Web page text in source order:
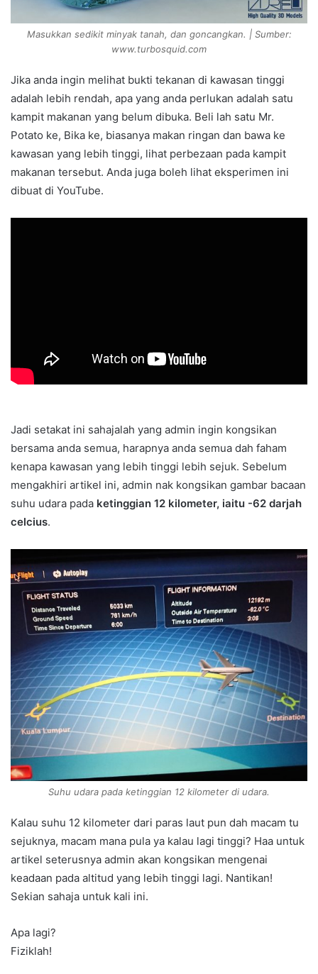
Masukkan sedikit minyak tanah, dan goncangkan. | Sumber:
www.turbosquid.com
Jika anda ingin melihat bukti tekanan di kawasan tinggi
adalah lebih rendah, apa yang anda perlukan adalah satu
kampit makanan yang belum dibuka. Beli lah satu Mr.
Potato ke, Bika ke, biasanya makan ringan dan bawa ke
kawasan yang lebih tinggi, lihat perbezaan pada kampit
makanan tersebut. Anda juga boleh lihat eksperimen ini
dibuat di YouTube.
Jadi setakat ini sahajalah yang admin ingin kongsikan
bersama anda semua, harapnya anda semua dah faham
kenapa kawasan yang lebih tinggi lebih sejuk. Sebelum
mengakhiri artikel ini, admin nak kongsikan gambar bacaan
suhu udara pada ketinggian 12 kilometer, iaitu -62 darjah
celcius.
Suhu udara pada ketinggian 12 kilometer di udara.
Kalau suhu 12 kilometer dari paras laut pun dah macam tu
sejuknya, macam mana pula ya kalau lagi tinggi? Haa untuk
artikel seterusnya admin akan kongsikan mengenai
keadaan pada altitud yang lebih tinggi lagi. Nantikan!
Sekian sahaja untuk kali ini.
Apa lagi?
Fiziklah!